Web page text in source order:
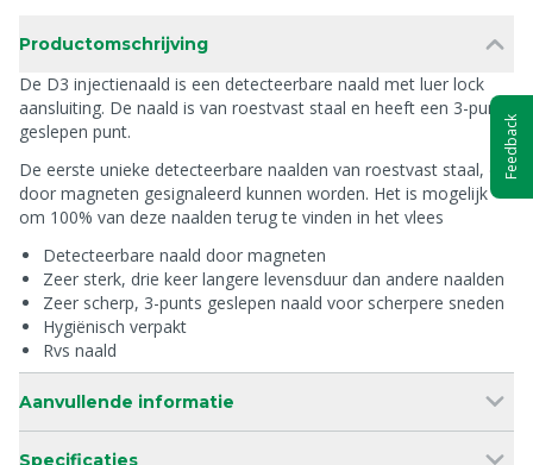
Productomschrijving
De D3 injectienaald is een detecteerbare naald met luer lock
aansluiting. De naald is van roestvast staal en heeft een 3-punts
geslepen punt.
De eerste unieke detecteerbare naalden van roestvast staal, die
door magneten gesignaleerd kunnen worden. Het is mogelijk
om 100% van deze naalden terug te vinden in het vlees
Detecteerbare naald door magneten
Zeer sterk, drie keer langere levensduur dan andere naalden
Zeer scherp, 3-punts geslepen naald voor scherpere sneden
Hygiënisch verpakt
Rvs naald
Aanvullende informatie
Specificaties
Feedback